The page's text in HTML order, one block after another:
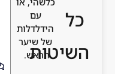
כל
השיטות
עם
הידלדלות
של שיער
הראש.